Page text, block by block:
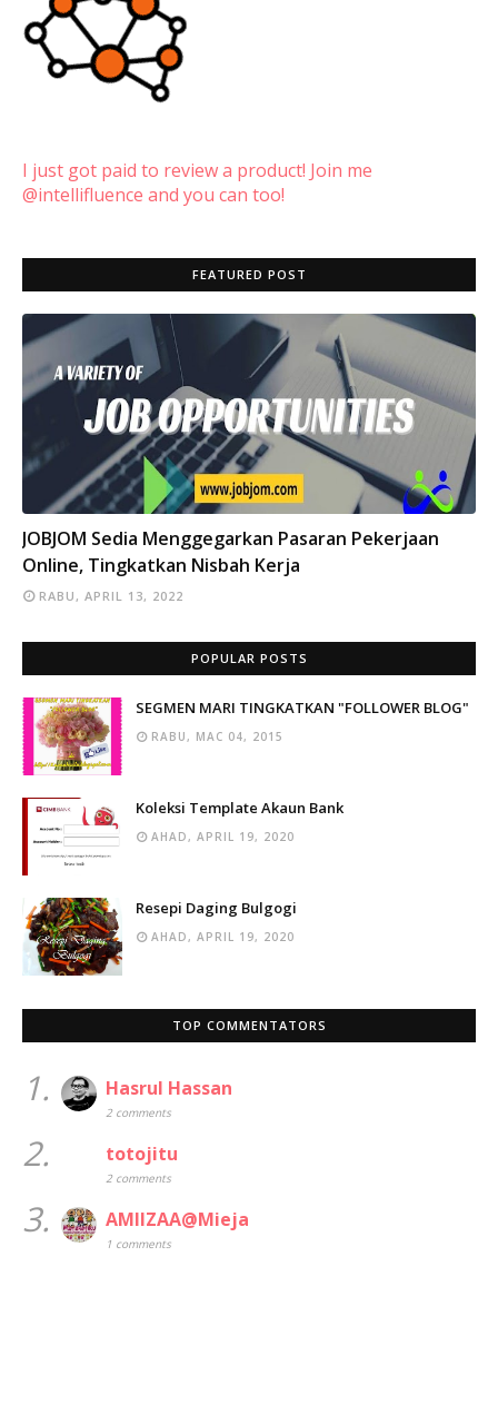
I just got paid to review a product! Join me
@intellifluence and you can too!
FEATURED POST
INFO
JOBJOM Sedia Menggegarkan Pasaran Pekerjaan
Online, Tingkatkan Nisbah Kerja
RABU, APRIL 13, 2022
POPULAR POSTS
SEGMEN MARI TINGKATKAN "FOLLOWER BLOG"
RABU, MAC 04, 2015
Koleksi Template Akaun Bank
AHAD, APRIL 19, 2020
Resepi Daging Bulgogi
AHAD, APRIL 19, 2020
TOP COMMENTATORS
1. Hasrul Hassan
2 comments
2. totojitu
2 comments
3. AMIIZAA@Mieja
1 comments